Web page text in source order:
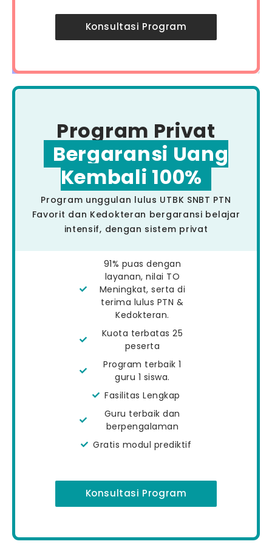
Konsultasi Program
Program Privat
Bergaransi Uang
Kembali 100%
Program unggulan lulus UTBK SNBT PTN
Favorit dan Kedokteran bergaransi belajar
intensif, dengan sistem privat
91% puas dengan
layanan, nilai TO
Meningkat, serta di
terima lulus PTN &
Kedokteran.
Kuota terbatas 25
peserta
Program terbaik 1
guru 1 siswa.
Fasilitas Lengkap
Guru terbaik dan
berpengalaman
Gratis modul prediktif
Konsultasi Program